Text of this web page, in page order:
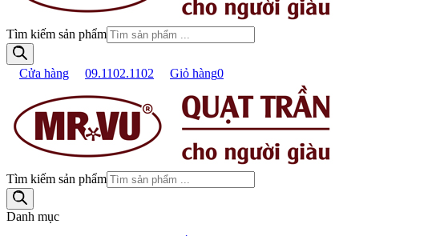
Tìm kiếm sản phẩm
Cửa hàng 09.1102.1102 Giỏ hàng0
Tìm kiếm sản phẩm
Danh mục